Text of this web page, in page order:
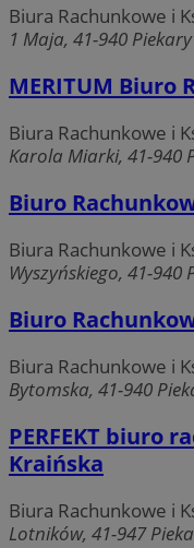
Biura Rachunkowe i
1 Maja, 41-940
MERITUM Biuro
Biura Rachunkowe i
Karola Miarki, 41-940
Biuro
Biura Rachunkowe i
Wyszyńskiego, 41-940
Biuro
Biura Rachunkowe i
Bytomska, 41-940
PERFEKT biuro
Kraińska
Biura Rachunkowe i
Lotników, 41-947